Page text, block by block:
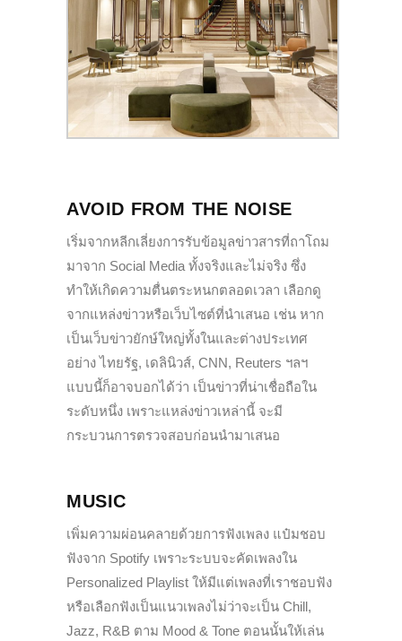
AVOID FROM THE NOISE
เริ่มจากหลีกเลี่ยงการรับข้อมูลข่าวสารที่ถาโถม
มาจาก Social Media ทั้งจริงและไม่จริง ซึ่ง
ทำให้เกิดความตื่นตระหนกตลอดเวลา เลือกดู
จากแหล่งข่าวหรือเว็บไซต์ที่นำเสนอ เช่น หาก
เป็นเว็บข่าวยักษ์ใหญ่ทั้งในและต่างประเทศ
อย่าง ไทยรัฐ, เดลินิวส์, CNN, Reuters ฯลฯ
แบบนี้ก็อาจบอกได้ว่า เป็นข่าวที่น่าเชื่อถือใน
ระดับหนึ่ง เพราะแหล่งข่าวเหล่านี้ จะมี
กระบวนการตรวจสอบก่อนนำมาเสนอ
MUSIC
เพิ่มความผ่อนคลายด้วยการฟังเพลง แป๋มชอบ
ฟังจาก Spotify เพราะระบบจะคัดเพลงใน
Personalized Playlist ให้มีแต่เพลงที่เราชอบฟัง
หรือเลือกฟังเป็นแนวเพลงไม่ว่าจะเป็น Chill,
Jazz, R&B ตาม Mood & Tone ตอนนั้นให้เล่น